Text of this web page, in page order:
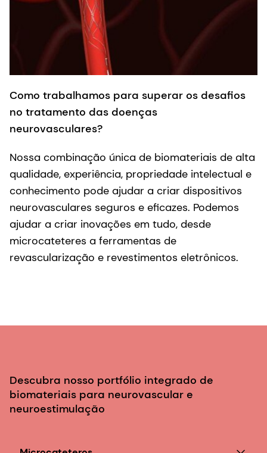
Como trabalhamos para superar os desafios
no tratamento das doenças
neurovasculares?
Nossa combinação única de biomateriais de alta
qualidade, experiência, propriedade intelectual e
conhecimento pode ajudar a criar dispositivos
neurovasculares seguros e eficazes. Podemos
ajudar a criar inovações em tudo, desde
microcateteres a ferramentas de
revascularização e revestimentos eletrônicos.
Descubra nosso portfólio integrado de
biomateriais para neurovascular e
neuroestimulação